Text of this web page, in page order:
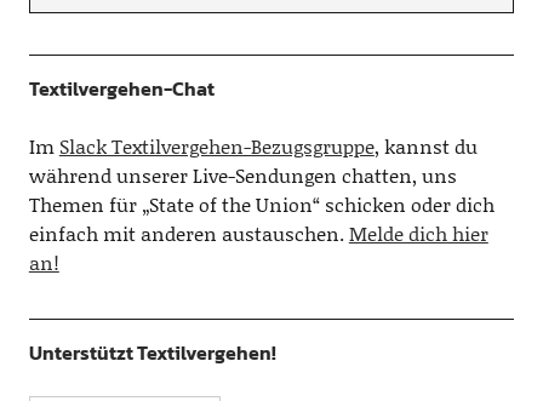
Textilvergehen-Chat
Im Slack Textilvergehen-Bezugsgruppe, kannst du
während unserer Live-Sendungen chatten, uns
Themen für „State of the Union“ schicken oder dich
einfach mit anderen austauschen.Melde dich hier
an!
Unterstützt Textilvergehen!